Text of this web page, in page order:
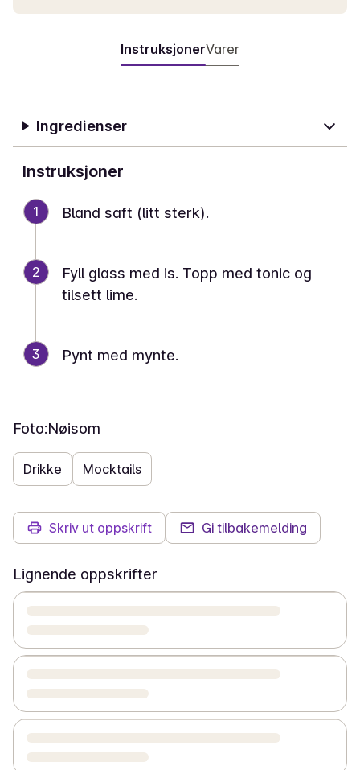
InstruksjonerVarer
Ingredienser
Instruksjoner
1 Bland saft (litt sterk).
2
Fyll glass med is. Topp med tonic og
tilsett lime.
3 Pynt med mynte.
Foto:Nøisom
Drikke Mocktails
Skriv ut oppskrift Gi tilbakemelding
Lignende oppskrifter